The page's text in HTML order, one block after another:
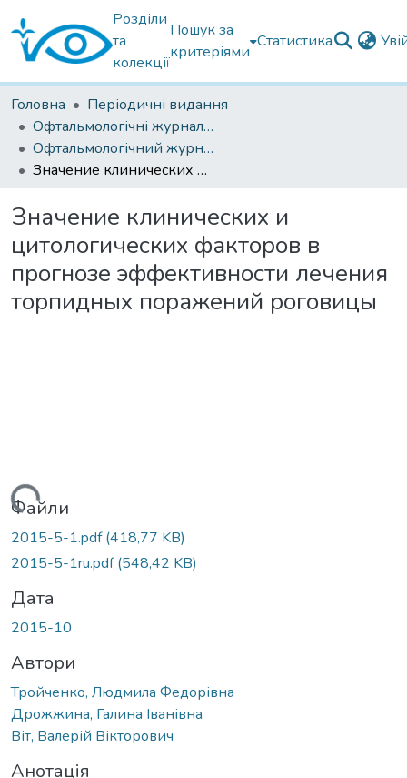
Розділи
та
колекції
Пошук за
критеріями
Статистика
Головна
Періодичні видання
Офтальмологічні журнали українські
Офтальмологічний журнал 2015
Значение клинических и цитологических факторов в прогнозе эффективности лечения торпидных поражений роговицы
Значение клинических и
цитологических факторов в
прогнозе эффективности лечения
торпидных поражений роговицы
Файли
2015-5-1.pdf(418,77 KB)
2015-5-1ru.pdf(548,42 KB)
Дата
2015-10
Автори
Тройченко, Людмила Федорівна
Дрожжина, Галина Іванівна
Віт, Валерій Вікторович
Анотація